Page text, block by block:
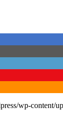
wp-content/